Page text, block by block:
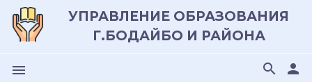
УПРАВЛЕНИЕ ОБРАЗОВАНИЯ
Г.БОДАЙБО И РАЙОНА
menu person
search